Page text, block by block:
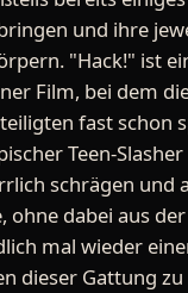
und ihre
"Hack!" ist
Film, bei dem
fast schon
Teen-
schrägen und
ohne dabei aus
mal wieder
dieser Gattung zu